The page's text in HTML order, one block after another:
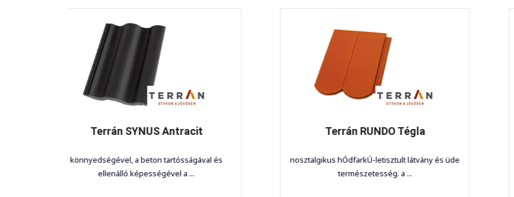
Terrán RUNDO Tégla
nosztalgikus hÓdfarkÚ-letisztult látvány és üde
természetesség. a ...
Terrán SYNUS Tégla
könnyedségével, a beton tartósságával és
ellenálló képességével a ...